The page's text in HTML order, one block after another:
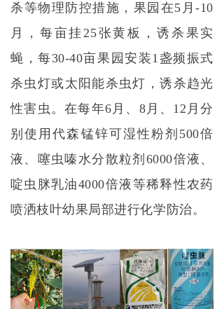
杀等物理防控措施，果园在5月-10
月，每亩挂25张黄板，诱杀果实
蝇，每30-40亩果园安装1盏频振式
杀虫灯或太阳能杀虫灯，诱杀趋光
性害虫。在每年6月、8月、12月分
别使用代森锰锌可湿性粉剂500倍
液、噻虫嗪水分散粒剂6000倍液、
啶虫脒乳油4000倍液等稀释性农药
喷洒枝叶幼果局部进行化学防治。